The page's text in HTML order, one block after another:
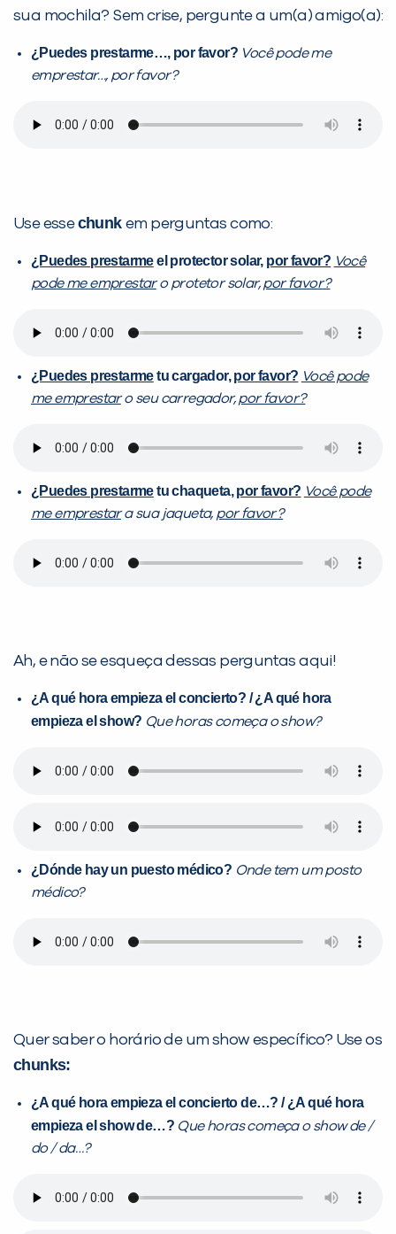
sua mochila? Sem crise, pergunte a um(a) amigo(a):
¿Puedes prestarme…, por favor? Você pode me
emprestar…, por favor?
Use essechunkem perguntas como:
¿Puedes prestarmeel protector solar, por favor? Você
pode me emprestaro protetor solar,por favor?
¿Puedes prestarmetu cargador,por favor? Você pode
me emprestaro seu carregador,por favor?
¿Puedes prestarmetu chaqueta,por favor? Você pode
me emprestara sua jaqueta, por favor?
Ah, e não se esqueça dessas perguntas aqui!
¿A qué hora empieza el concierto? /¿A qué hora
empieza el show? Que horas começa o show?
¿ Dónde hay un puesto médico? Onde tem um posto
médico?
Quer saber o horário de um show específico? Use os
chunks:
¿A qué hora empieza el concierto de…? / ¿A qué hora
empieza el show de…? Que horas começa o show de /
do / da…?